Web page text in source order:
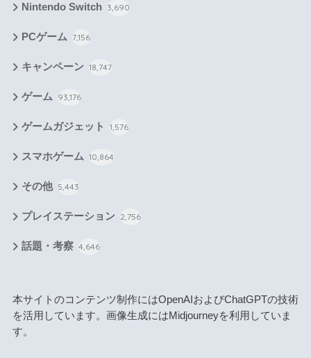
Nintendo Switch 3,690
PCゲーム 7,156
キャンペーン 18,747
ゲーム 93,176
ゲームガジェット 1,576
スマホゲーム 10,864
その他 5,443
プレイステーション 2,756
話題・考察 4,646
本サイトのコンテンツ制作にはOpenAIおよびChatGPTの技術
を活用しています。画像生成にはMidjourneyを利用していま
す。